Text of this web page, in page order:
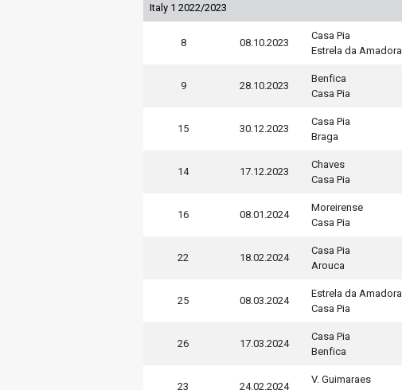
Italy 1 2022/2023
8 08.10.2023
Casa Pia
Estrela da Amadora
9 28.10.2023
Benfica
Casa Pia
15 30.12.2023
Casa Pia
Braga
14 17.12.2023
Chaves
Casa Pia
16 08.01.2024
Moreirense
Casa Pia
22 18.02.2024
Casa Pia
Arouca
25 08.03.2024
Estrela da Amadora
Casa Pia
26 17.03.2024
Casa Pia
Benfica
23 24.02.2024
V. Guimaraes